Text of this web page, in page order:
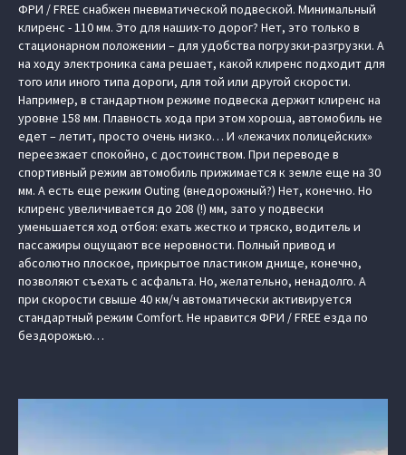
ФРИ / FREE снабжен пневматической подвеской. Минимальный
клиренс - 110 мм. Это для наших-то дорог? Нет, это только в
стационарном положении – для удобства погрузки-разгрузки. А
на ходу электроника сама решает, какой клиренс подходит для
того или иного типа дороги, для той или другой скорости.
Например, в стандартном режиме подвеска держит клиренс на
уровне 158 мм. Плавность хода при этом хороша, автомобиль не
едет – летит, просто очень низко… И «лежачих полицейских»
переезжает спокойно, с достоинством. При переводе в
спортивный режим автомобиль прижимается к земле еще на 30
мм. А есть еще режим Outing (внедорожный?) Нет, конечно. Но
клиренс увеличивается до 208 (!) мм, зато у подвески
уменьшается ход отбоя: ехать жестко и тряско, водитель и
пассажиры ощущают все неровности. Полный привод и
абсолютно плоское, прикрытое пластиком днище, конечно,
позволяют съехать с асфальта. Но, желательно, ненадолго. А
при скорости свыше 40 км/ч автоматически активируется
стандартный режим Comfort. Не нравится ФРИ / FREE езда по
бездорожью…